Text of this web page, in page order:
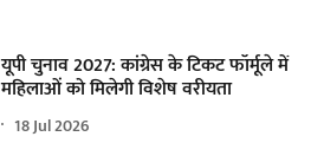
यूपी चुनाव 2027: कांग्रेस के टिकट फॉर्मूले में
महिलाओं को मिलेगी विशेष वरीयता
18 Jul 2026